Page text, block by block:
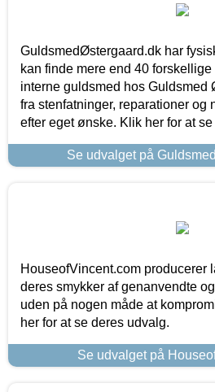
GuldsmedØstergaard.dk har
kan finde mere end 40
interne guldsmed hos Guldsmed
fra stenfatninger, reparationer og
efter eget ønske. Klik her for at
Se udvalget på
HouseofVincent.com producerer
deres smykker af genanvendte
uden på nogen måde at
her for at se deres udvalg.
Se udvalget på